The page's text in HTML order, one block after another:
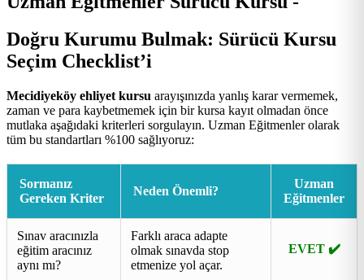
Doğru Kurumu Bulmak: Sürücü Kursu
Seçim Checklist’i
Mecidiyeköy ehliyet kursu arayışınızda yanlış karar vermemek,
zaman ve para kaybetmemek için bir kursa kayıt olmadan önce
mutlaka aşağıdaki kriterleri sorgulayın. Uzman Eğitmenler olarak
tüm bu standartları %100 sağlıyoruz:
Sormanız
Gereken Kriter
Neden Önemli?
Uzman
Eğitmenler
Sınav aracınızla
eğitim aracınız
aynı mı?
Farklı araca adapte
olmak sınavda stop
etmenize yol açar.
EVET ✔️